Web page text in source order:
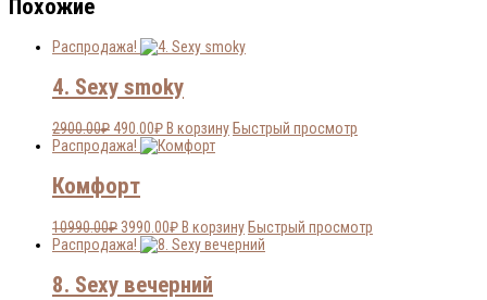
Похожие
Распродажа!
4. Sexy smoky
2900.00₽Первоначальная
цена
2900.00₽.
490.00₽Текущая
цена:
В корзину Быстрый просмотр
Распродажа!
Комфорт
10990.00₽ Первоначальная
цена
10990.00₽.
3990.00₽Текущая
цена:
В корзину Быстрый просмотр
Распродажа!
8. Sexy вечерний